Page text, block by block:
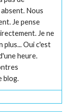
Nous
Je pense
Je ne
plus... Oui c'est
heure.
blog.